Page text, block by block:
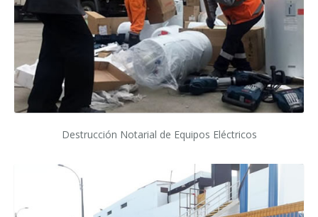
Destrucción Notarial de Equipos Eléctricos